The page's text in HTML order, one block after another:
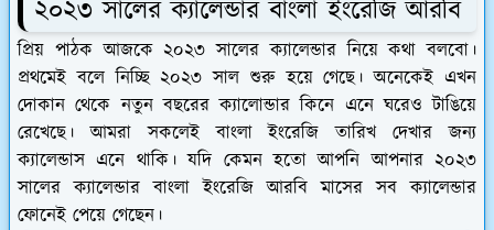
২০২৩ সালের ক্যালেন্ডার বাংলা ইংরেজি আরবি
প্রিয় পাঠক আজকে ২০২৩ সালের ক্যালেন্ডার নিয়ে কথা বলবো।
প্রথমেই বলে নিচ্ছি ২০২৩ সাল শুরু হয়ে গেছে। অনেকেই এখন
দোকান থেকে নতুন বছরের ক্যালোন্ডার কিনে এনে ঘরেও টাঙিয়ে
রেখেছে। আমরা সকলেই বাংলা ইংরেজি তারিখ দেখার জন্য
ক্যালেন্ডাস এনে থাকি। যদি কেমন হতো আপনি আপনার ২০২৩
সালের ক্যালেন্ডার বাংলা ইংরেজি আরবি মাসের সব ক্যালেন্ডার
ফোনেই পেয়ে গেছেন।